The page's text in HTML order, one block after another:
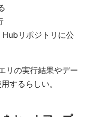
リポジトリに公
リの実行結果やデー
するらしい。